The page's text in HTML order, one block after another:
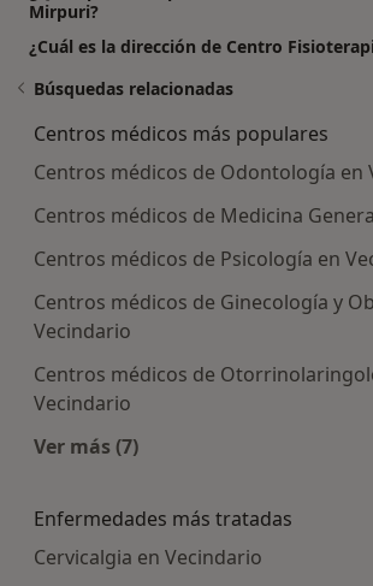
Mirpuri?
¿Cuál es la dirección de Centro
Búsquedas relacionadas
Centros médicos más populares
Centros médicos de Odontología en
Centros médicos de Medicina
Centros médicos de Psicología en
Centros médicos de Ginecología y
Vecindario
Centros médicos de
Vecindario
Ver más (7)
Enfermedades más tratadas
Cervicalgia en Vecindario